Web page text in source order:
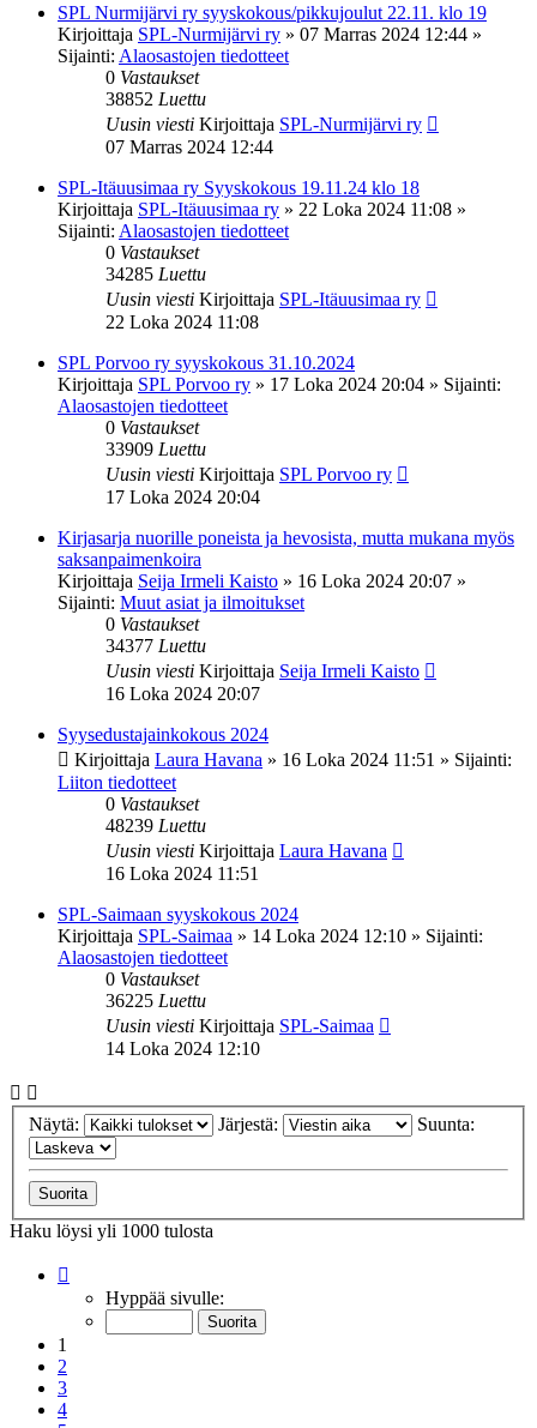
SPL Nurmijärvi ry syyskokous/pikkujoulut 22.11. klo 19
Kirjoittaja SPL-Nurmijärvi ry » 07 Marras 2024 12:44 »
Sijainti: Alaosastojen tiedotteet
0 Vastaukset
38852 Luettu
Uusin viesti Kirjoittaja SPL-Nurmijärvi ry
07 Marras 2024 12:44
SPL-Itäuusimaa ry Syyskokous 19.11.24 klo 18
Kirjoittaja SPL-Itäuusimaa ry » 22 Loka 2024 11:08 »
Sijainti: Alaosastojen tiedotteet
0 Vastaukset
34285 Luettu
Uusin viesti Kirjoittaja SPL-Itäuusimaa ry
22 Loka 2024 11:08
SPL Porvoo ry syyskokous 31.10.2024
Kirjoittaja SPL Porvoo ry » 17 Loka 2024 20:04 » Sijainti:
Alaosastojen tiedotteet
0 Vastaukset
33909 Luettu
Uusin viesti Kirjoittaja SPL Porvoo ry
17 Loka 2024 20:04
Kirjasarja nuorille poneista ja hevosista, mutta mukana myös
saksanpaimenkoira
Kirjoittaja Seija Irmeli Kaisto » 16 Loka 2024 20:07 »
Sijainti: Muut asiat ja ilmoitukset
0 Vastaukset
34377 Luettu
Uusin viesti Kirjoittaja Seija Irmeli Kaisto
16 Loka 2024 20:07
Syysedustajainkokous 2024
Kirjoittaja Laura Havana » 16 Loka 2024 11:51 » Sijainti:
Liiton tiedotteet
0 Vastaukset
48239 Luettu
Uusin viesti Kirjoittaja Laura Havana
16 Loka 2024 11:51
SPL-Saimaan syyskokous 2024
Kirjoittaja SPL-Saimaa » 14 Loka 2024 12:10 » Sijainti:
Alaosastojen tiedotteet
0 Vastaukset
36225 Luettu
Uusin viesti Kirjoittaja SPL-Saimaa
14 Loka 2024 12:10
Näytä: Järjestä: Suunta:
Haku löysi yli 1000 tulosta
20 Hyppää sivulle:
1
2
3
4